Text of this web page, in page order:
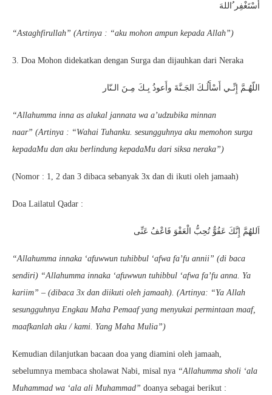
أَسْتَغْفِر ُاللهَ
“Astaghfirullah” (Artinya : “aku mohon ampun kepada Allah”)
3. Doa Mohon didekatkan dengan Surga dan dijauhkan dari Neraka
اللّهُـمَّ إِنِّـي أَسْأَلُـكَ الجَـنَّةَ وأَعوذُ بِـكَ مِـنَ الـنّار
“Allahumma inna as alukal jannata wa a’udzubika minnan
naar” (Artinya : “Wahai Tuhanku. sesungguhnya aku memohon surga
kepadaMu dan aku berlindung kepadaMu dari siksa neraka”)
(Nomor : 1, 2 dan 3 dibaca sebanyak 3x dan di ikuti oleh jamaah)
Doa Lailatul Qadar :
اَللهُمَّ إِنَّكَ عَفُوٌّ تُحِبُّ الْعَفْوَ فَاعْفُ عَنِّى
“Allahumma innaka ‘afuwwun tuhibbul ‘afwa fa’fu annii” (di baca
sendiri) “Allahumma innaka ‘afuwwun tuhibbul ‘afwa fa’fu anna. Ya
kariim” – (dibaca 3x dan diikuti oleh jamaah). (Artinya: “Ya Allah
sesungguhnya Engkau Maha Pemaaf yang menyukai permintaan maaf,
maafkanlah aku / kami. Yang Maha Mulia”)
Kemudian dilanjutkan bacaan doa yang diamini oleh jamaah,
sebelumnya membaca sholawat Nabi, misal nya “Allahumma sholi ‘ala
Muhammad wa ‘ala ali Muhammad” doanya sebagai berikut :